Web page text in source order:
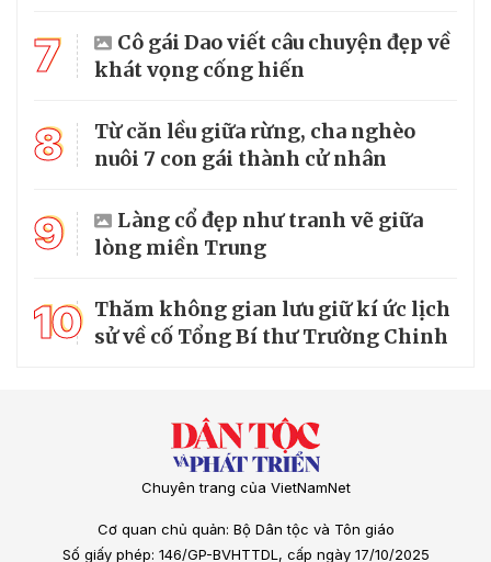
7
Cô gái Dao viết câu chuyện đẹp về
khát vọng cống hiến
8
Từ căn lều giữa rừng, cha nghèo
nuôi 7 con gái thành cử nhân
9
Làng cổ đẹp như tranh vẽ giữa
lòng miền Trung
10 Thăm không gian lưu giữ kí ức lịch
sử về cố Tổng Bí thư Trường Chinh
Chuyên trang của VietNamNet
Cơ quan chủ quản: Bộ Dân tộc và Tôn giáo
Số giấy phép: 146/GP-BVHTTDL, cấp ngày 17/10/2025